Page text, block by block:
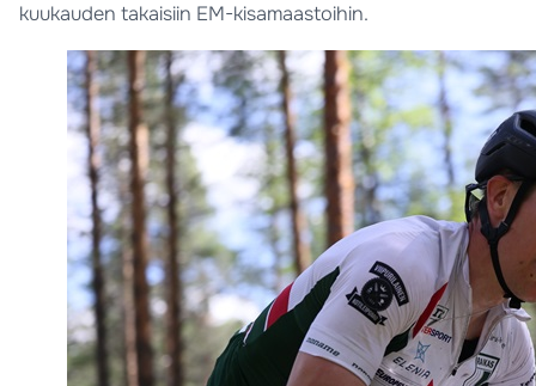
kuukauden takaisiin EM-kisamaastoihin.